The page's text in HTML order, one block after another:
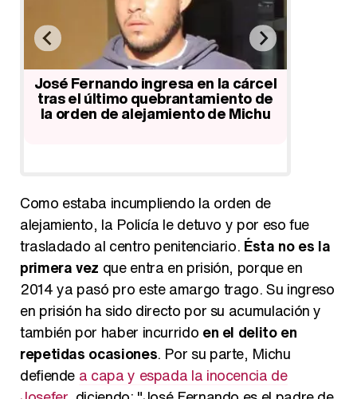
José Fernando, con un pie en la
cárcel tras violar la orden de
alejamiento de Michu y huir de la
Policía
Como estaba incumpliendo la orden de
alejamiento, la Policía le detuvo y por eso fue
trasladado al centro penitenciario. Ésta no es la
primera vez que entra en prisión, porque en
2014 ya pasó pro este amargo trago. Su ingreso
en prisión ha sido directo por su acumulación y
también por haber incurrido en el delito en
repetidas ocasiones. Por su parte, Michu
defiende a capa y espada la inocencia de